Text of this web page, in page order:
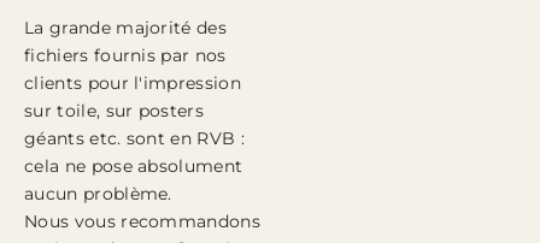
La grande majorité des
fichiers fournis par nos
clients pour l'impression
sur toile, sur posters
géants etc. sont en RVB :
cela ne pose absolument
aucun problème.
Nous vous recommandons